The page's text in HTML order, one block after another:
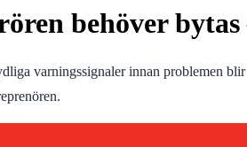
behöver
varningssignaler innan problemen